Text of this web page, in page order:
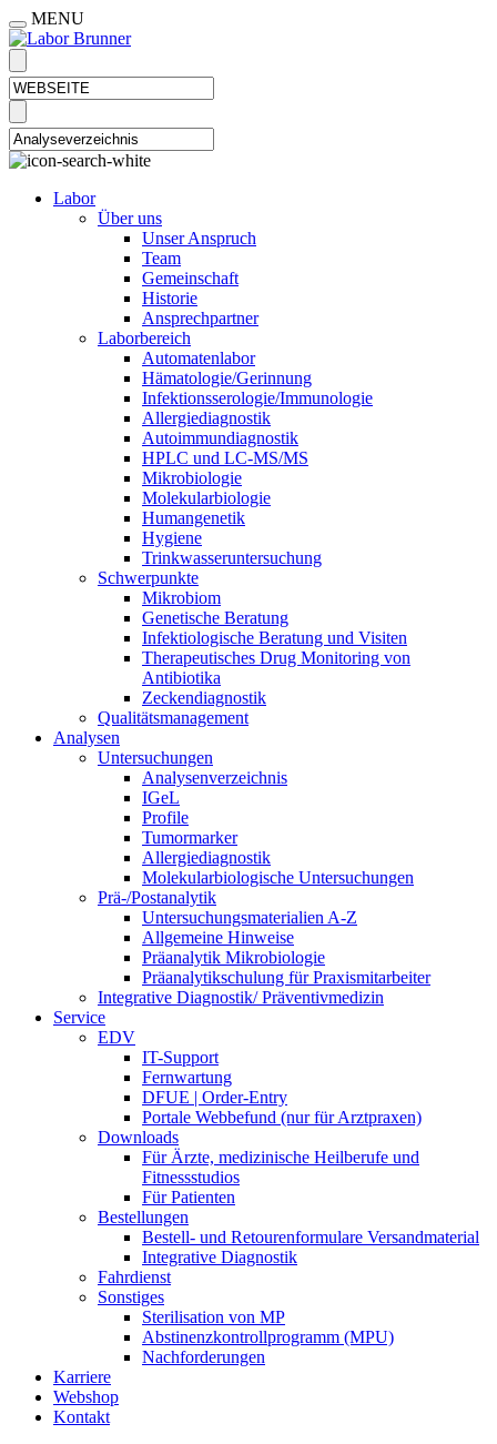
MENU
Labor
Über uns
Unser Anspruch
Team
Gemeinschaft
Historie
Ansprechpartner
Laborbereich
Automatenlabor
Hämatologie/Gerinnung
Infektionsserologie/Immunologie
Allergiediagnostik
Autoimmundiagnostik
HPLC und LC-MS/MS
Mikrobiologie
Molekularbiologie
Humangenetik
Hygiene
Trinkwasseruntersuchung
Schwerpunkte
Mikrobiom
Genetische Beratung
Infektiologische Beratung und Visiten
Therapeutisches Drug Monitoring von
Antibiotika
Zeckendiagnostik
Qualitätsmanagement
Analysen
Untersuchungen
Analysenverzeichnis
IGeL
Profile
Tumormarker
Allergiediagnostik
Molekularbiologische Untersuchungen
Prä-/Postanalytik
Untersuchungsmaterialien A-Z
Allgemeine Hinweise
Präanalytik Mikrobiologie
Präanalytikschulung für Praxismitarbeiter
Integrative Diagnostik/ Präventivmedizin
Service
EDV
IT-Support
Fernwartung
DFUE | Order-Entry
Portale Webbefund (nur für Arztpraxen)
Downloads
Für Ärzte, medizinische Heilberufe und
Fitnessstudios
Für Patienten
Bestellungen
Bestell- und Retourenformulare Versandmaterial
Integrative Diagnostik
Fahrdienst
Sonstiges
Sterilisation von MP
Abstinenzkontrollprogramm (MPU)
Nachforderungen
Karriere
Webshop
Kontakt